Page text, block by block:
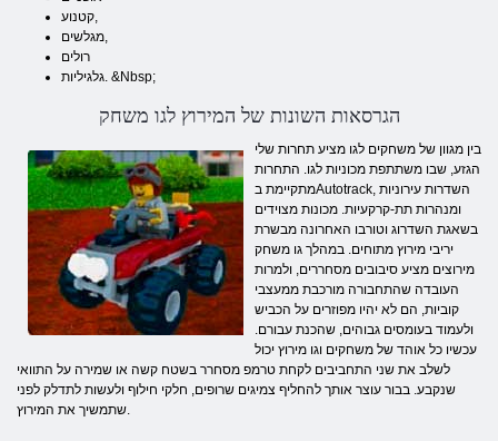
קטנוע,
מגלשים,
רולים
גלגיליות. &Nbsp;
הגרסאות השונות של המירוץ לגו משחק
בין מגוון של משחקים לגו מציע תחרות שלי
הגזע, שבו משתתפת מכוניות לגו. התחרות
מתקיימת בAutotrack, השדרות עירוניות
ומנהרות תת-קרקעיות. מכונות מצוידים
בשאגת השדרוג וטורבו האחרונה מבשרת
יריבי מירוץ מתוחים. במהלך גו משחק
מירוצים מציע סיבובים מסחררים, ולמרות
העובדה שהתחבורה מורכבת ממעצבי
קוביות, הם לא יהיו מפוזרים על הכביש
ולעמוד בעומסים גבוהים, שהכנת עבורם.
עכשיו כל אוהד של משחקים וגו מירוץ יכול
לשלב את שני התחביבים לקחת טרמפ מסחרר בשטח קשה או שמירה על התוואי
שנקבע. בבור עוצר אותך להחליף צמיגים שרופים, חלקי חילוף ולעשות לתדלק לפני
שתמשיך את המירוץ.